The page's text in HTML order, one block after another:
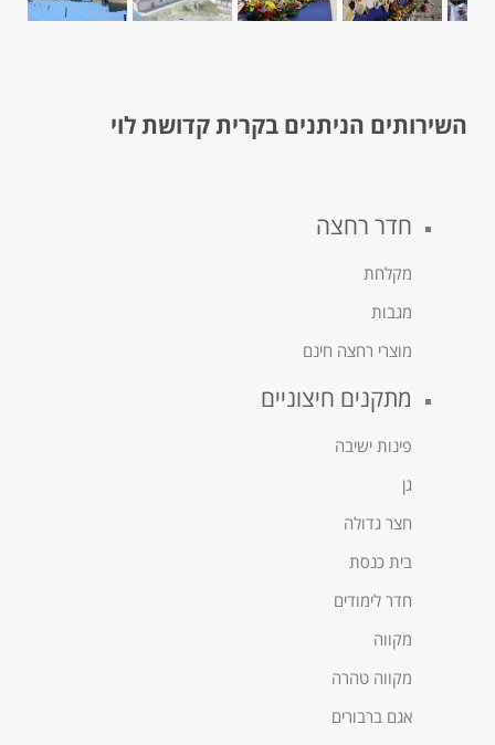
השירותים הניתנים בקרית קדושת לוי
חדר רחצה
מקלחת
מגבות
מוצרי רחצה חינם
מתקנים חיצוניים
פינות ישיבה
גן
חצר גדולה
בית כנסת
חדר לימודים
מקווה
מקווה טהרה
אגם ברבורים